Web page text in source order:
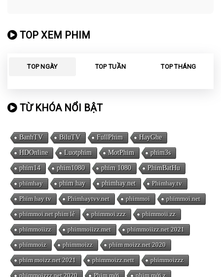
TOP XEM PHIM
TOP NGÀY TOP TUẦN TOP THÁNG
TỪ KHÓA NỔI BẬT
BanhTV BiluTV FullPhim HayGhe
HDOnline Luotphim MotPhim phim3s
phim14 phim1080 phim 1080 PhimBatHu
phimhay phim hay phimhay.net Phimhay.tv
Phim hay tv Phimhaytvv.net phimmoi phimmoi.net
phimmoi.net phim lẻ phimmoi.zzz phimmoii.zz
phimmoiizz phimmoiizz.met phimmoiizz.net 2021
phimmoiz phimmoizz phim moizz.net 2020
phim moizz.net 2021 phimmoizz.nett phimmoizzz
phimmoizzz.net 2020 Phim mới phim mới z